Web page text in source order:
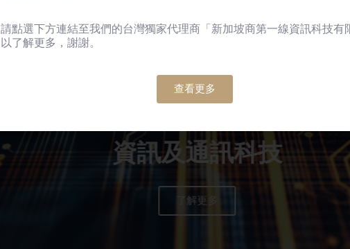
資訊及通訊科技
了解更多
請點選下方連結至我們的台灣獨家代理商「新加坡商第一線資訊科技有
以了解更多，謝謝。
查看更多